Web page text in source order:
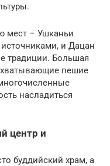
мест – Ушканьи
и Дацан
традиции. Большая
пешие
насладиться
центр и
буддийский храм, а